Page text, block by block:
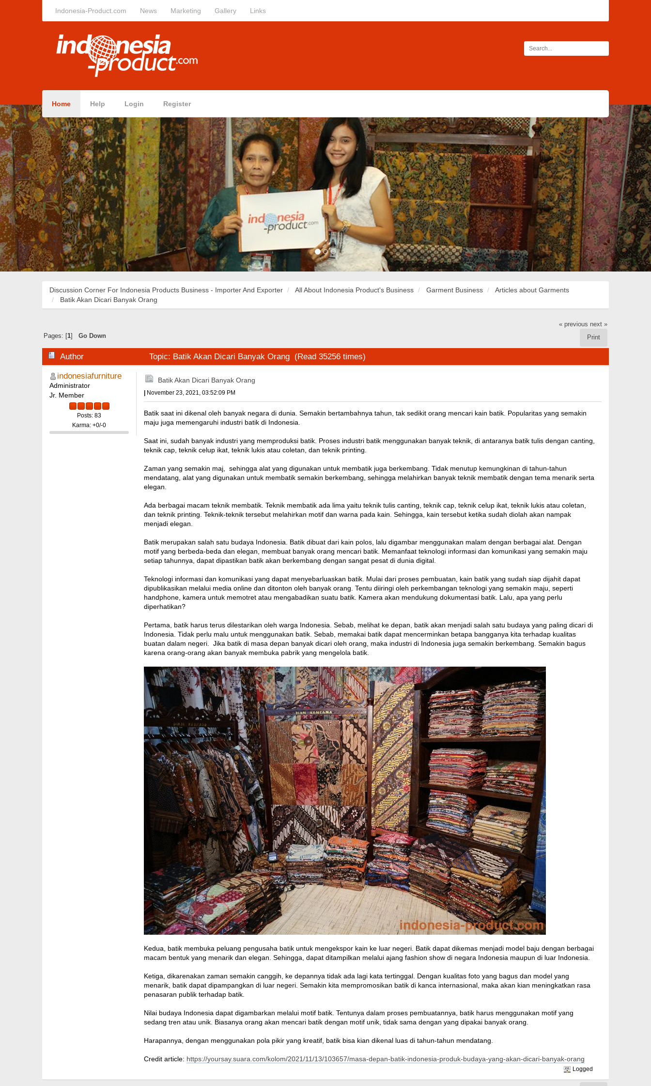
Indonesia-Product.com News Marketing Gallery Links
Home Help Login Register
Discussion Corner For Indonesia Products Business - Importer And Exporter All About Indonesia Product's Business Garment Business
Articles about Garments
Batik Akan Dicari Banyak Orang
« previous next »
Print
Pages: [ 1] Go Down
Author Topic: Batik Akan Dicari Banyak Orang (Read 35256 times)
indonesiafurniture
Administrator
Jr. Member
Posts: 83
Karma: +0/-0
Batik Akan Dicari Banyak Orang
November 23, 2021, 03:52:09 PM
Batik saat ini dikenal oleh banyak negara di dunia. Semakin bertambahnya tahun, tak sedikit orang mencari kain batik. Popularitas yang semakin
maju juga memengaruhi industri batik di Indonesia.
Saat ini, sudah banyak industri yang memproduksi batik. Proses industri batik menggunakan banyak teknik, di antaranya batik tulis dengan canting,
teknik cap, teknik celup ikat, teknik lukis atau coletan, dan teknik printing.
Zaman yang semakin maj, sehingga alat yang digunakan untuk membatik juga berkembang. Tidak menutup kemungkinan di tahun-tahun
mendatang, alat yang digunakan untuk membatik semakin berkembang, sehingga melahirkan banyak teknik membatik dengan tema menarik serta
elegan.
Ada berbagai macam teknik membatik. Teknik membatik ada lima yaitu teknik tulis canting, teknik cap, teknik celup ikat, teknik lukis atau coletan,
dan teknik printing. Teknik-teknik tersebut melahirkan motif dan warna pada kain. Sehingga, kain tersebut ketika sudah diolah akan nampak
menjadi elegan.
Batik merupakan salah satu budaya Indonesia. Batik dibuat dari kain polos, lalu digambar menggunakan malam dengan berbagai alat. Dengan
motif yang berbeda-beda dan elegan, membuat banyak orang mencari batik. Memanfaat teknologi informasi dan komunikasi yang semakin maju
setiap tahunnya, dapat dipastikan batik akan berkembang dengan sangat pesat di dunia digital.
Teknologi informasi dan komunikasi yang dapat menyebarluaskan batik. Mulai dari proses pembuatan, kain batik yang sudah siap dijahit dapat
dipublikasikan melalui media online dan ditonton oleh banyak orang. Tentu diiringi oleh perkembangan teknologi yang semakin maju, seperti
handphone, kamera untuk memotret atau mengabadikan suatu batik. Kamera akan mendukung dokumentasi batik. Lalu, apa yang perlu
diperhatikan?
Pertama, batik harus terus dilestarikan oleh warga Indonesia. Sebab, melihat ke depan, batik akan menjadi salah satu budaya yang paling dicari di
Indonesia. Tidak perlu malu untuk menggunakan batik. Sebab, memakai batik dapat mencerminkan betapa bangganya kita terhadap kualitas
buatan dalam negeri. Jika batik di masa depan banyak dicari oleh orang, maka industri di Indonesia juga semakin berkembang. Semakin bagus
karena orang-orang akan banyak membuka pabrik yang mengelola batik.
Kedua, batik membuka peluang pengusaha batik untuk mengekspor kain ke luar negeri. Batik dapat dikemas menjadi model baju dengan berbagai
macam bentuk yang menarik dan elegan. Sehingga, dapat ditampilkan melalui ajang fashion show di negara Indonesia maupun di luar Indonesia.
Ketiga, dikarenakan zaman semakin canggih, ke depannya tidak ada lagi kata tertinggal. Dengan kualitas foto yang bagus dan model yang
menarik, batik dapat dipampangkan di luar negeri. Semakin kita mempromosikan batik di kanca internasional, maka akan kian meningkatkan rasa
penasaran publik terhadap batik.
Nilai budaya Indonesia dapat digambarkan melalui motif batik. Tentunya dalam proses pembuatannya, batik harus menggunakan motif yang
sedang tren atau unik. Biasanya orang akan mencari batik dengan motif unik, tidak sama dengan yang dipakai banyak orang.
Harapannya, dengan menggunakan pola pikir yang kreatif, batik bisa kian dikenal luas di tahun-tahun mendatang.
Credit article: https://yoursay.suara.com/kolom/2021/11/13/103657/masa-depan-batik-indonesia-produk-budaya-yang-akan-dicari-banyak-orang
Logged